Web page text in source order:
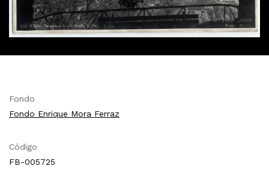
Fondo
Fondo Enrique Mora Ferraz
Código
FB-005725